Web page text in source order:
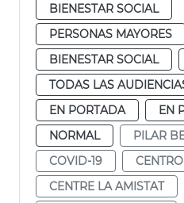
BIENESTAR SOCIAL
PERSONAS MAYORES
BIENESTAR SOCIAL
TODAS LAS
EN PORTADA
EN
NORMAL
PILAR
COVID-19
CENTRE LA AMISTAT